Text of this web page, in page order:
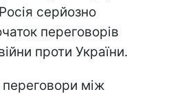
серйозно
переговорів
проти України.
між